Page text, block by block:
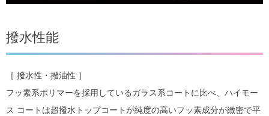
撥水性能
［ 撥水性・撥油性 ］
フッ素系ポリマーを採用しているガラス系コートに比べ、ハイモー
ス コートは超撥水トップコートが純度の高いフッ素成分が緻密で平